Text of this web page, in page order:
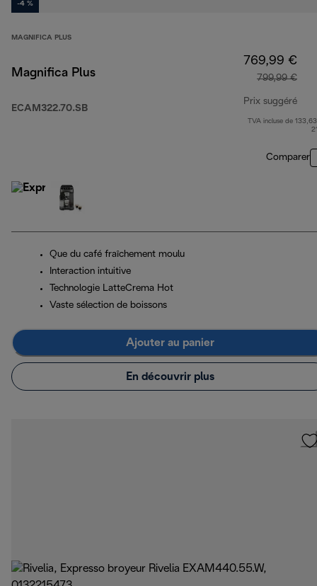
-4 %
MAGNIFICA PLUS
Magnifica Plus
ECAM322.70.SB
769,99 €
799,99 €
Prix suggéré
TVA incluse de
Comparer
Que du café fraîchement moulu
Interaction intuitive
Technologie LatteCrema Hot
Vaste sélection de boissons
Ajouter au panier
En découvrir plus